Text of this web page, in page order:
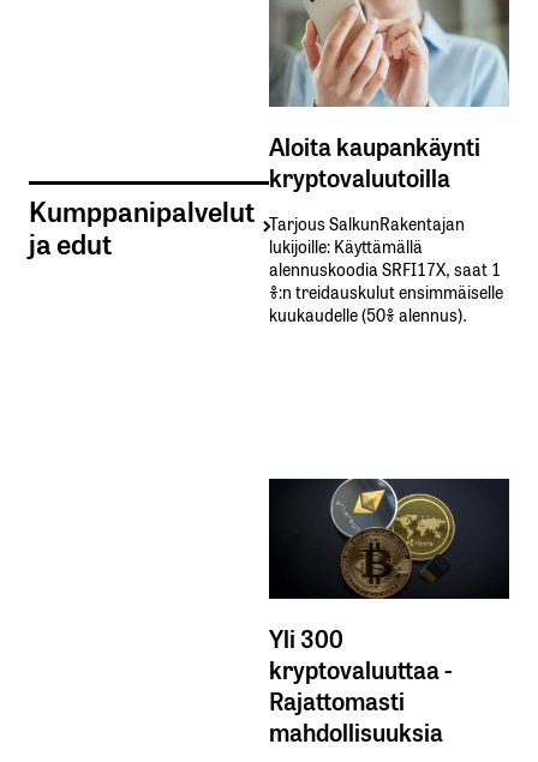
Kumppanipalvelut
ja edut
Aloita kaupankäynti
kryptovaluutoilla
Tarjous SalkunRakentajan
lukijoille: Käyttämällä​ ​
alennuskoodia​ ​SRFI17X,​ ​saat​ ​1
%:n treidauskulut​ ​ensimmäiselle​ ​
kuukaudelle​ ​(50%​ ​alennus).
Yli 300
kryptovaluuttaa -
Rajattomasti
mahdollisuuksia